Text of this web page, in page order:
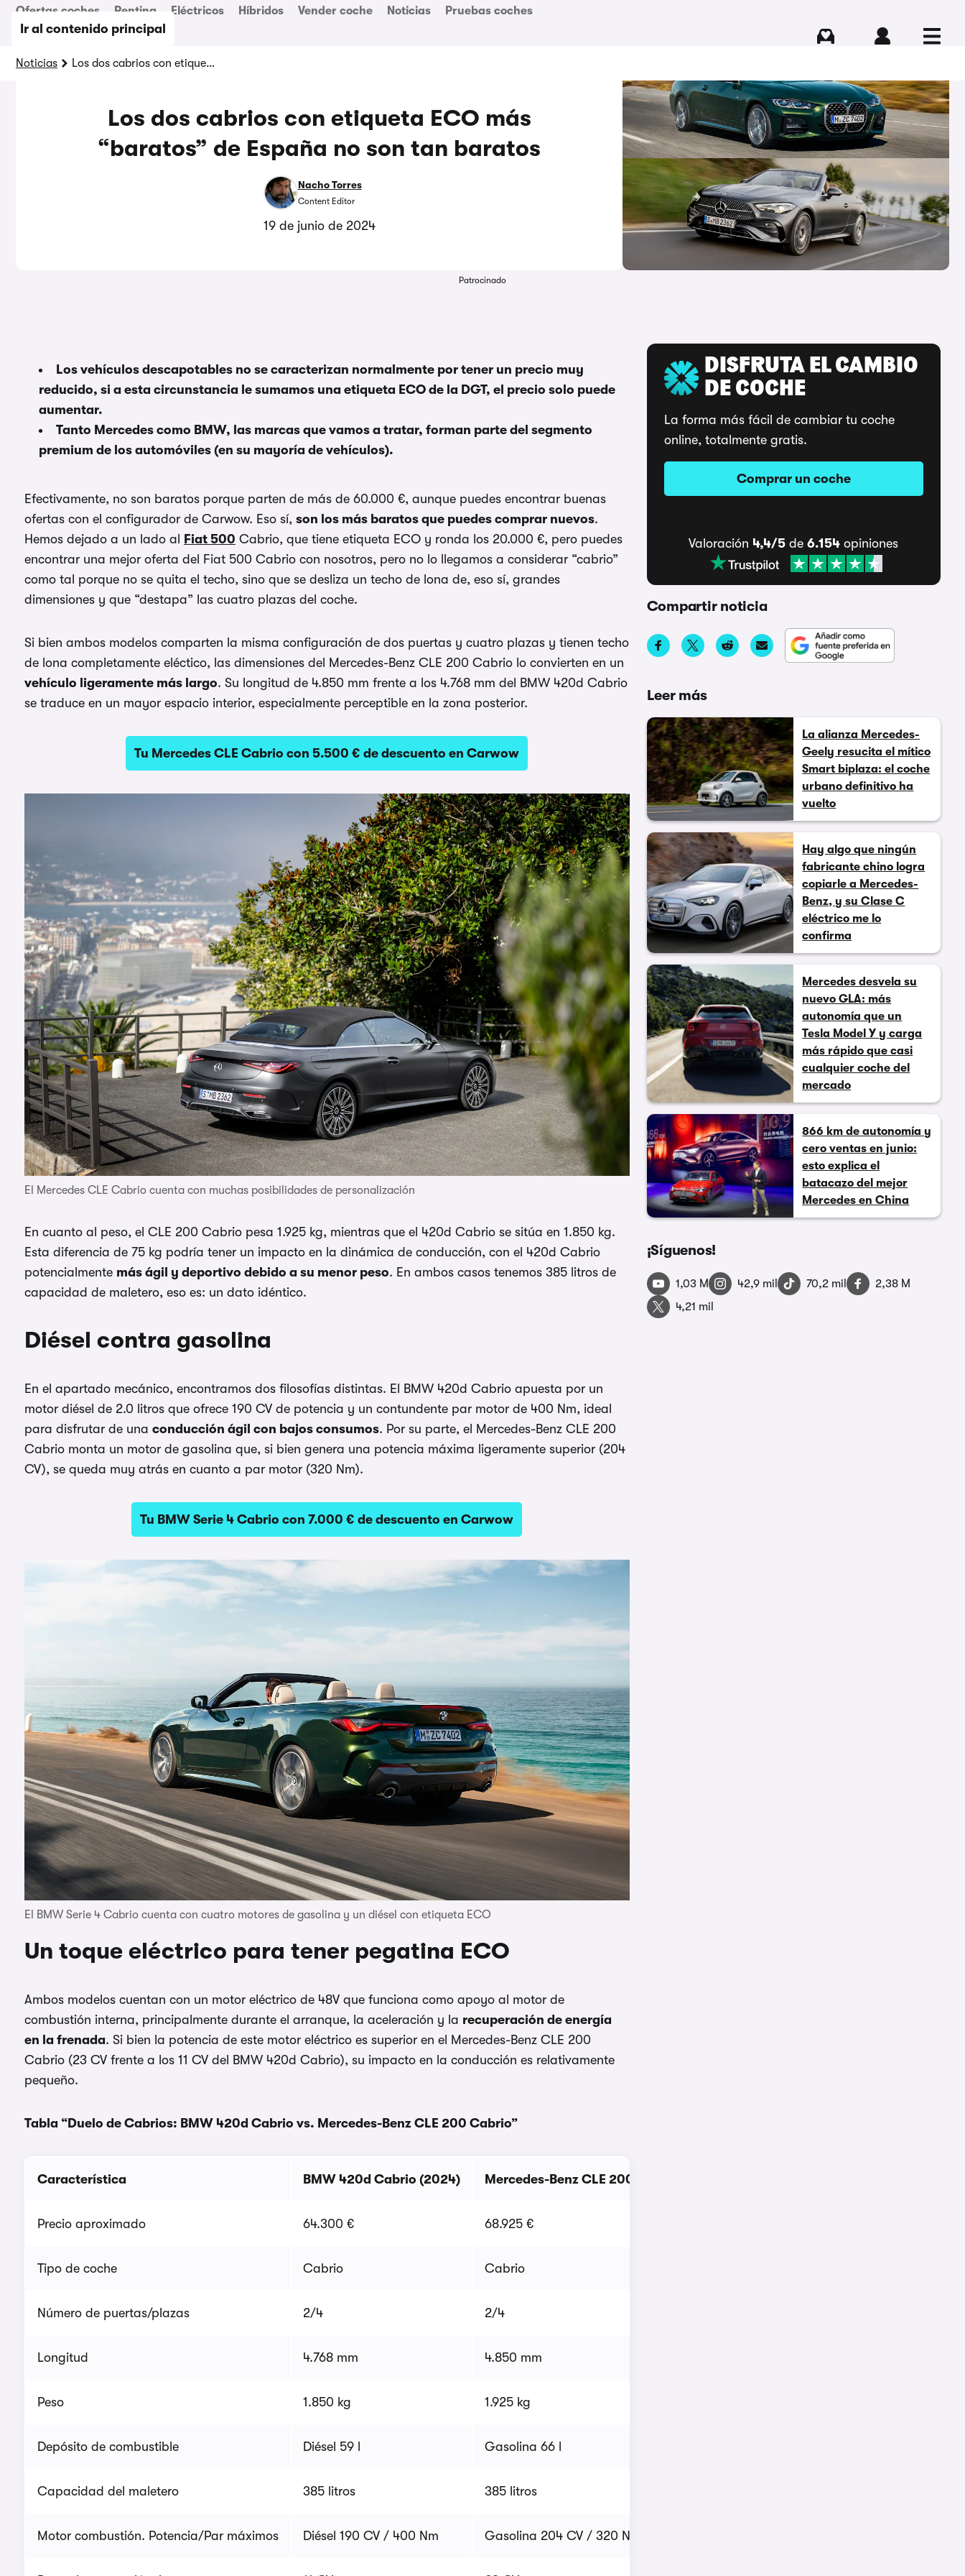
Ir al contenido principal
Ofertas coches Renting Eléctricos Híbridos Vender coche Noticias Pruebas coches
Noticias Los dos cabrios con etiqueta ECO más “baratos” de España no son tan baratos
Los dos cabrios con etiqueta ECO más
“baratos” de España no son tan baratos
Nacho Torres
Content Editor
19 de junio de 2024
Patrocinado
Los vehículos descapotables no se caracterizan normalmente por tener un precio muy
reducido, si a esta circunstancia le sumamos una etiqueta ECO de la DGT, el precio solo puede
aumentar.
Tanto Mercedes como BMW, las marcas que vamos a tratar, forman parte del segmento
premium de los automóviles (en su mayoría de vehículos).
Efectivamente, no son baratos porque parten de más de 60.000 €, aunque puedes encontrar buenas
ofertas con el configurador de Carwow. Eso sí, son los más baratos que puedes comprar nuevos.
Hemos dejado a un lado al
Fiat 500 Cabrio, que tiene etiqueta ECO y ronda los 20.000 €, pero puedes
encontrar una mejor oferta del Fiat 500 Cabrio con nosotros, pero no lo llegamos a considerar “cabrio”
como tal porque no se quita el techo, sino que se desliza un techo de lona de, eso sí, grandes
dimensiones y que “destapa” las cuatro plazas del coche.
Si bien ambos modelos comparten la misma configuración de dos puertas y cuatro plazas y tienen techo
de lona completamente eléctico, las dimensiones del Mercedes-Benz CLE 200 Cabrio lo convierten en un
vehículo ligeramente más largo. Su longitud de 4.850 mm frente a los 4.768 mm del BMW 420d Cabrio
se traduce en un mayor espacio interior, especialmente perceptible en la zona posterior.
Tu Mercedes CLE Cabrio con 5.500 € de descuento en Carwow
El Mercedes CLE Cabrio cuenta con muchas posibilidades de personalización
En cuanto al peso, el CLE 200 Cabrio pesa 1.925 kg, mientras que el 420d Cabrio se sitúa en 1.850 kg.
Esta diferencia de 75 kg podría tener un impacto en la dinámica de conducción, con el 420d Cabrio
potencialmente más ágil y deportivo debido a su menor peso. En ambos casos tenemos 385 litros de
capacidad de maletero, eso es: un dato idéntico.
Diésel contra gasolina
En el apartado mecánico, encontramos dos filosofías distintas. El BMW 420d Cabrio apuesta por un
motor diésel de 2.0 litros que ofrece 190 CV de potencia y un contundente par motor de 400 Nm, ideal
para disfrutar de una conducción ágil con bajos consumos. Por su parte, el Mercedes-Benz CLE 200
Cabrio monta un motor de gasolina que, si bien genera una potencia máxima ligeramente superior (204
CV), se queda muy atrás en cuanto a par motor (320 Nm).
Tu BMW Serie 4 Cabrio con 7.000 € de descuento en Carwow
El BMW Serie 4 Cabrio cuenta con cuatro motores de gasolina y un diésel con etiqueta ECO
Un toque eléctrico para tener pegatina ECO
Ambos modelos cuentan con un motor eléctrico de 48V que funciona como apoyo al motor de
combustión interna, principalmente durante el arranque, la aceleración y la recuperación de energía
en la frenada. Si bien la potencia de este motor eléctrico es superior en el Mercedes-Benz CLE 200
Cabrio (23 CV frente a los 11 CV del BMW 420d Cabrio), su impacto en la conducción es relativamente
pequeño.
Tabla “Duelo de Cabrios: BMW 420d Cabrio vs. Mercedes-Benz CLE 200 Cabrio”
Característica BMW 420d Cabrio (2024) Mercedes-Benz CLE 200 Cabrio (2024)
Precio aproximado 64.300 € 68.925 €
Tipo de coche Cabrio Cabrio
Número de puertas/plazas 2/4 2/4
Longitud 4.768 mm 4.850 mm
Peso 1.850 kg 1.925 kg
Depósito de combustible Diésel 59 l Gasolina 66 l
Capacidad del maletero 385 litros 385 litros
Motor combustión. Potencia/Par máximos Diésel 190 CV / 400 Nm Gasolina 204 CV / 320 Nm
DISFRUTA EL CAMBIO
DE COCHE
La forma más fácil de cambiar tu coche
online, totalmente gratis.
Comprar un coche
Valoración 4,4/5 de6.154 opiniones
Compartir noticia
Leer más
La alianza Mercedes-
Geely resucita el mítico
Smart biplaza: el coche
urbano definitivo ha
vuelto
Hay algo que ningún
fabricante chino logra
copiarle a Mercedes-
Benz, y su Clase C
eléctrico me lo
confirma
Mercedes desvela su
nuevo GLA: más
autonomía que un
Tesla Model Y y carga
más rápido que casi
cualquier coche del
mercado
866 km de autonomía y
cero ventas en junio:
esto explica el
batacazo del mejor
Mercedes en China
¡Síguenos!
1,03 M 42,9 mil 70,2 mil
2,38 M
4,21 mil